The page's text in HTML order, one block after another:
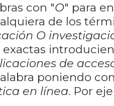
con "O" para
de los
O
exactas
de
poniendo
en línea. Por